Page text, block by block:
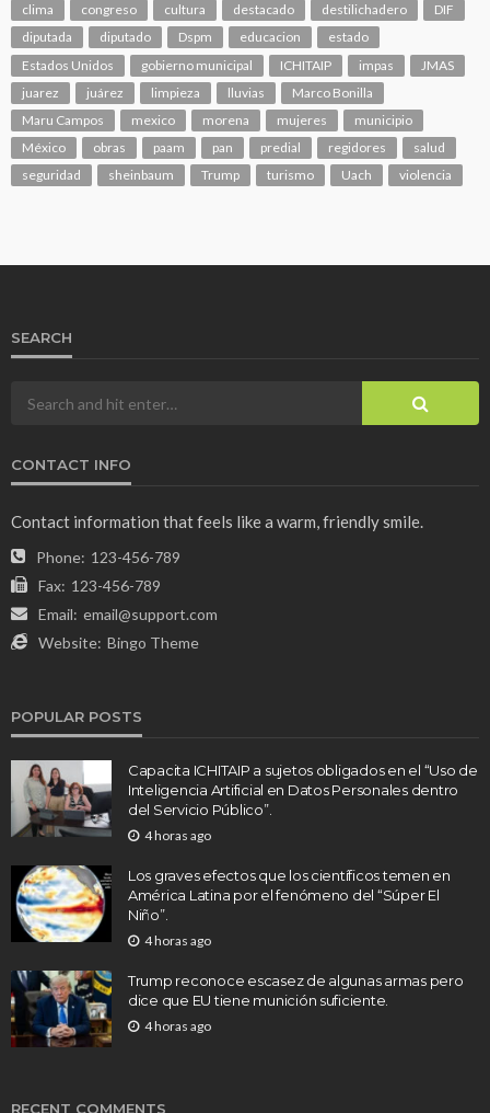
clima
congreso cultura destacado destilichadero
DIF
diputada
diputado Dspm educacion
estado
Estados Unidos
gobierno municipal ICHITAIP impas
JMAS
juarez
juárez limpieza lluvias
Marco Bonilla
Maru Campos
mexico morena mujeres
municipio
México
obras paam pan predial regidores
salud
seguridad
sheinbaum Trump turismo Uach violencia
SEARCH
CONTACT INFO
Contact information that feels like a warm, friendly smile.
Phone: 123-456-789
Fax: 123-456-789
Email: email@support.com
Website: Bingo Theme
POPULAR POSTS
Capacita ICHITAIP a sujetos obligados en el “Uso de
Inteligencia Artificial en Datos Personales dentro
del Servicio Público”.
4 horas ago
Los graves efectos que los científicos temen en
América Latina por el fenómeno del “Súper El
Niño”.
4 horas ago
Trump reconoce escasez de algunas armas pero
dice que EU tiene munición suficiente.
4 horas ago
RECENT COMMENTS